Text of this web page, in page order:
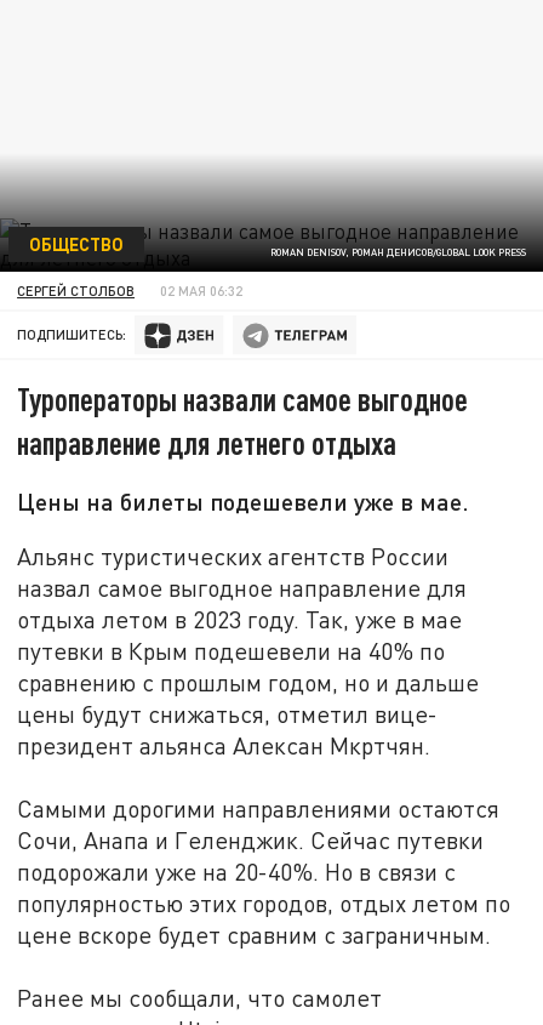
ROMAN DENISOV, РОМАН ДЕНИСОВ/GLOBAL LOOK PRESS
ОБЩЕСТВО
СЕРГЕЙ СТОЛБОВ 02 МАЯ 06:32
ПОДПИШИТЕСЬ:
Туроператоры назвали самое выгодное
направление для летнего отдыха
Цены на билеты подешевели уже в мае.
Альянс туристических агентств России
назвал самое выгодное направление для
отдыха летом в 2023 году. Так, уже в мае
путевки в Крым подешевели на 40% по
сравнению с прошлым годом, но и дальше
цены будут снижаться, отметил вице-
президент альянса Алексан Мкртчян.
Самыми дорогими направлениями остаются
Сочи, Анапа и Геленджик. Сейчас путевки
подорожали уже на 20-40%. Но в связи с
популярностью этих городов, отдых летом по
цене вскоре будет сравним с заграничным.
Ранее мы сообщали, что самолет